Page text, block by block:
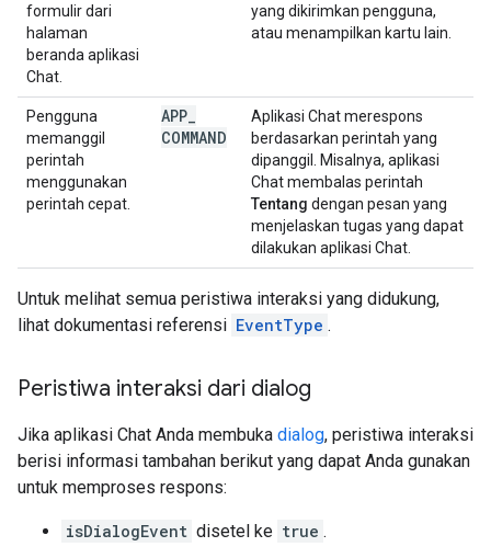
formulir dari
halaman
beranda aplikasi
Chat.
yang dikirimkan pengguna,
atau menampilkan kartu lain.
Pengguna
memanggil
perintah
menggunakan
perintah cepat.
APP
COMMAND
Aplikasi Chat merespons
berdasarkan perintah yang
dipanggil. Misalnya, aplikasi
Chat membalas perintah
Tentang dengan pesan yang
menjelaskan tugas yang dapat
dilakukan aplikasi Chat.
Untuk melihat semua peristiwa interaksi yang didukung,
lihat dokumentasi referensi EventType .
Peristiwa interaksi dari dialog
Jika aplikasi Chat Anda membuka dialog, peristiwa interaksi
berisi informasi tambahan berikut yang dapat Anda gunakan
untuk memproses respons:
isDialogEvent disetel ke true .